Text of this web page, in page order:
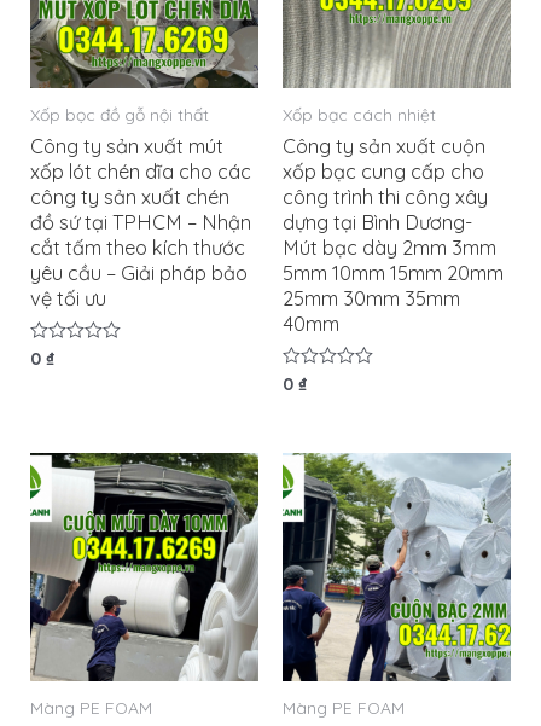
Xốp bọc đồ gỗ nội thất
Công ty sản xuất mút
xốp lót chén dĩa cho các
công ty sản xuất chén
đồ sứ tại TPHCM – Nhận
cắt tấm theo kích thước
yêu cầu – Giải pháp bảo
vệ tối ưu
Được
0₫
Xốp bạc cách nhiệt
Công ty sản xuất cuộn
xốp bạc cung cấp cho
công trình thi công xây
dựng tại Bình Dương-
Mút bạc dày 2mm 3mm
5mm 10mm 15mm 20mm
25mm 30mm 35mm
40mm
Được
sao
0 ₫
Màng PE FOAM Màng PE FOAM